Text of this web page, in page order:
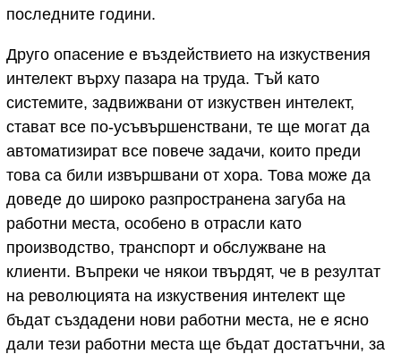
последните години.
Друго опасение е въздействието на изкуствения
интелект върху пазара на труда. Тъй като
системите, задвижвани от изкуствен интелект,
стават все по-усъвършенствани, те ще могат да
автоматизират все повече задачи, които преди
това са били извършвани от хора. Това може да
доведе до широко разпространена загуба на
работни места, особено в отрасли като
производство, транспорт и обслужване на
клиенти. Въпреки че някои твърдят, че в резултат
на революцията на изкуствения интелект ще
бъдат създадени нови работни места, не е ясно
дали тези работни места ще бъдат достатъчни, за